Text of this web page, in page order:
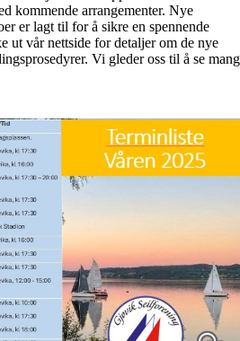
kommende arrangementer. Nye
er lagt til for å sikre en spennende
ut vår nettside for detaljer om de nye
Vi gleder oss til å se